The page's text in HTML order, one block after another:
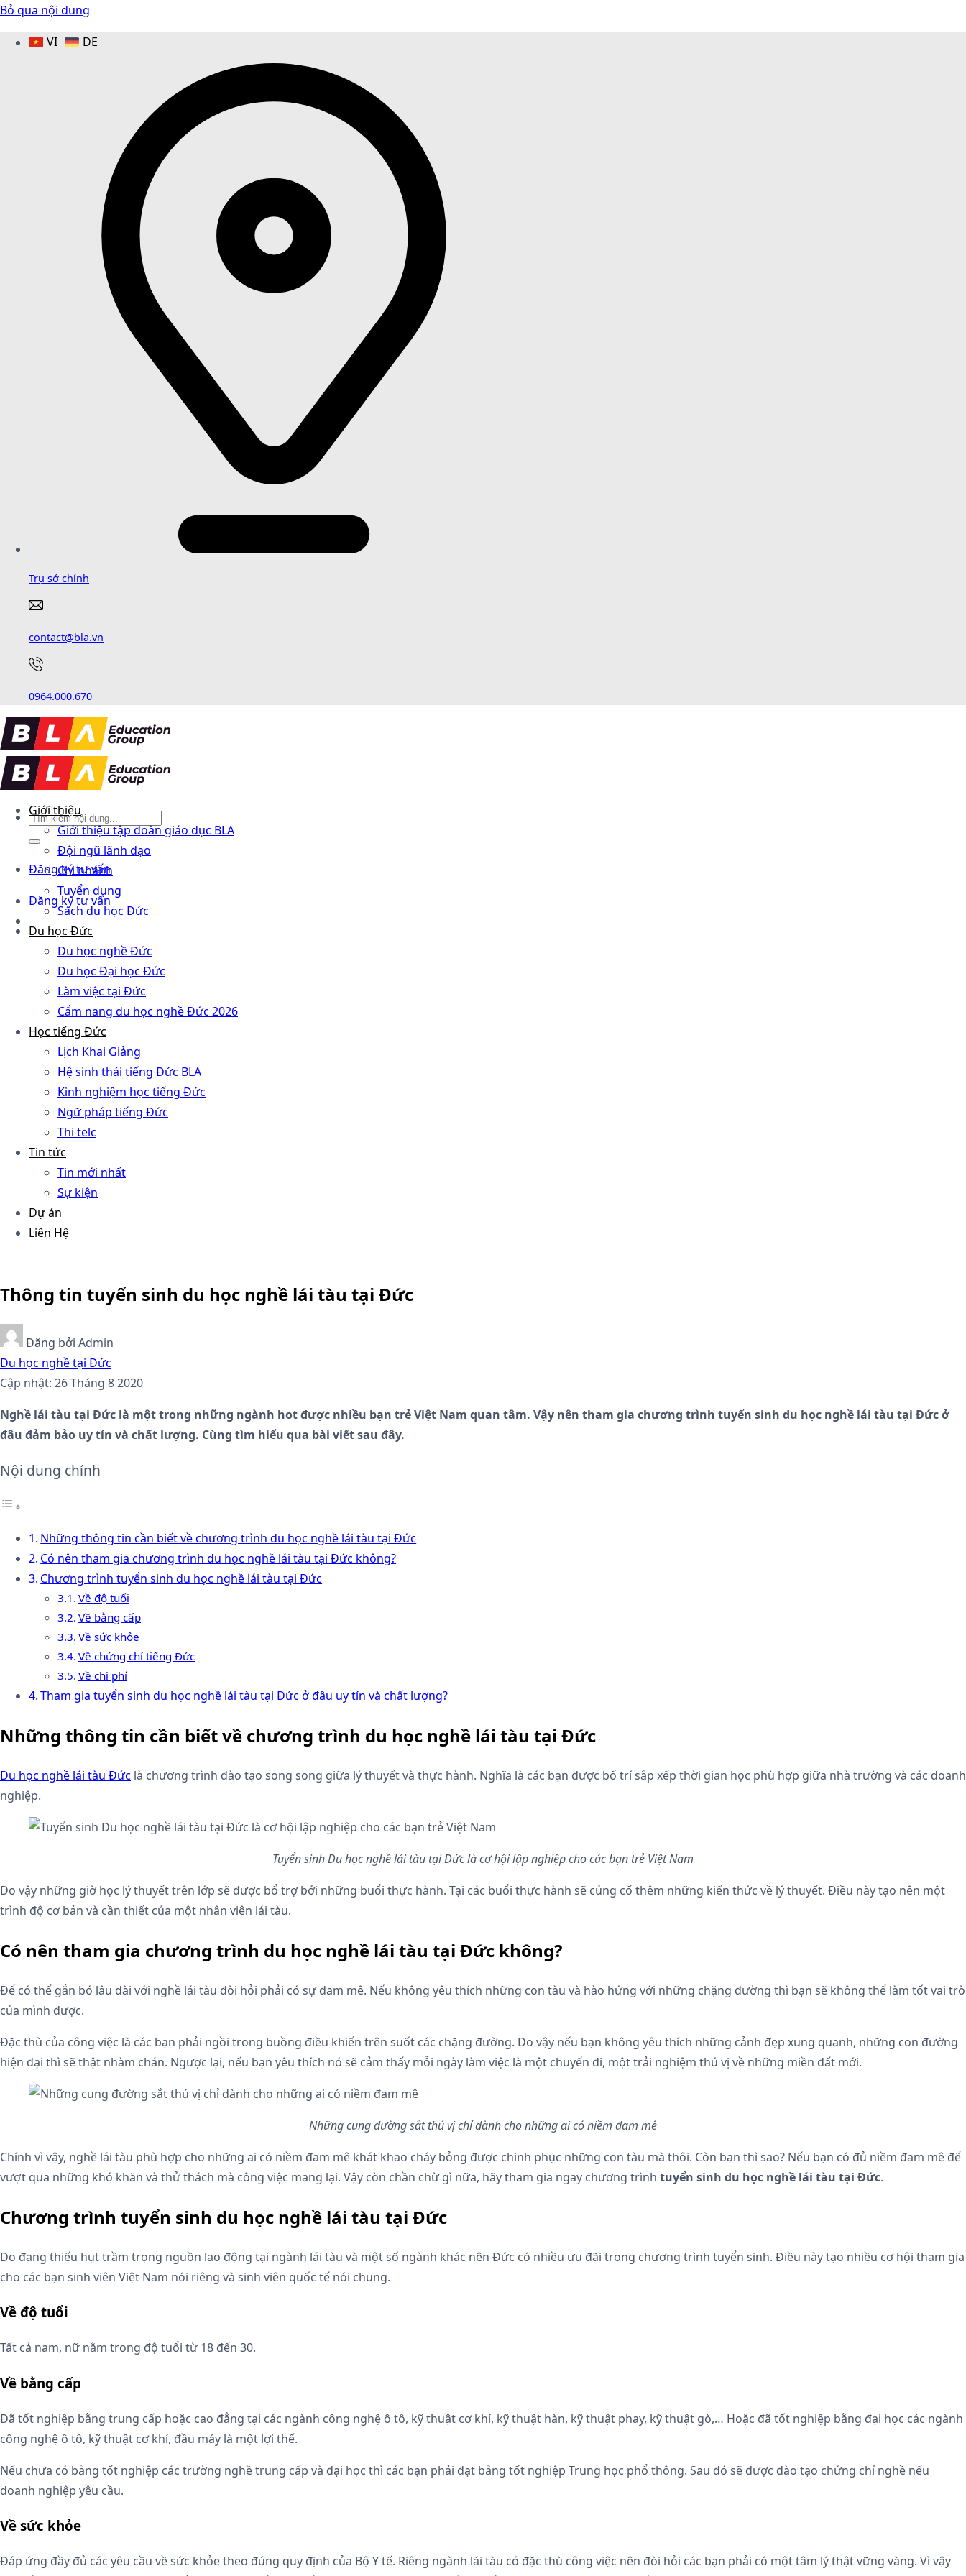
Bỏ qua nội dung
VI
DE
Trụ sở chính
contact@bla.vn
0964.000.670
Đăng ký tư vấn
Đăng ký tư vấn
Giới thiệu
Giới thiệu tập đoàn giáo dục BLA
Đội ngũ lãnh đạo
Chi nhánh
Tuyển dụng
Sách du học Đức
Du học Đức
Du học nghề Đức
Du học Đại học Đức
Làm việc tại Đức
Cẩm nang du học nghề Đức 2026
Học tiếng Đức
Lịch Khai Giảng
Hệ sinh thái tiếng Đức BLA
Kinh nghiệm học tiếng Đức
Ngữ pháp tiếng Đức
Thi telc
Tin tức
Tin mới nhất
Sự kiện
Dự án
Liên Hệ
Thông tin tuyển sinh du học nghề lái tàu tại Đức
Đăng bởi Admin
Du học nghề tại Đức
Cập nhật: 26 Tháng 8 2020
Nghề lái tàu tại Đức là một trong những ngành hot được nhiều bạn trẻ Việt Nam quan tâm. Vậy nên tham gia chương trình tuyển sinh du học nghề lái tàu tại Đức ở
đâu đảm bảo uy tín và chất lượng. Cùng tìm hiểu qua bài viết sau đây.
Nội dung chính
Những thông tin cần biết về chương trình du học nghề lái tàu tại Đức
Có nên tham gia chương trình du học nghề lái tàu tại Đức không?
Chương trình tuyển sinh du học nghề lái tàu tại Đức
Về độ tuổi
Về bằng cấp
Về sức khỏe
Về chứng chỉ tiếng Đức
Về chi phí
Tham gia tuyển sinh du học nghề lái tàu tại Đức ở đâu uy tín và chất lượng?
Những thông tin cần biết về chương trình du học nghề lái tàu tại Đức
Du học nghề lái tàu Đức là chương trình đào tạo song song giữa lý thuyết và thực hành. Nghĩa là các bạn được bố trí sắp xếp thời gian học phù hợp giữa nhà trường và các doanh
nghiệp.
Tuyển sinh Du học nghề lái tàu tại Đức là cơ hội lập nghiệp cho các bạn trẻ Việt Nam
Do vậy những giờ học lý thuyết trên lớp sẽ được bổ trợ bởi những buổi thực hành. Tại các buổi thực hành sẽ củng cố thêm những kiến thức về lý thuyết. Điều này tạo nên một
trình độ cơ bản và cần thiết của một nhân viên lái tàu.
Có nên tham gia chương trình du học nghề lái tàu tại Đức không?
Để có thể gắn bó lâu dài với nghề lái tàu đòi hỏi phải có sự đam mê. Nếu không yêu thích những con tàu và hào hứng với những chặng đường thì bạn sẽ không thể làm tốt vai trò
của mình được.
Đặc thù của công việc là các bạn phải ngồi trong buồng điều khiển trên suốt các chặng đường. Do vậy nếu bạn không yêu thích những cảnh đẹp xung quanh, những con đường
hiện đại thì sẽ thật nhàm chán. Ngược lại, nếu bạn yêu thích nó sẽ cảm thấy mỗi ngày làm việc là một chuyến đi, một trải nghiệm thú vị về những miền đất mới.
Những cung đường sắt thú vị chỉ dành cho những ai có niềm đam mê
Chính vì vậy, nghề lái tàu phù hợp cho những ai có niềm đam mê khát khao cháy bỏng được chinh phục những con tàu mà thôi. Còn bạn thì sao? Nếu bạn có đủ niềm đam mê để
vượt qua những khó khăn và thử thách mà công việc mang lại. Vậy còn chần chừ gì nữa, hãy tham gia ngay chương trình tuyển sinh du học nghề lái tàu tại Đức.
Chương trình tuyển sinh du học nghề lái tàu tại Đức
Do đang thiếu hụt trầm trọng nguồn lao động tại ngành lái tàu và một số ngành khác nên Đức có nhiều ưu đãi trong chương trình tuyển sinh. Điều này tạo nhiều cơ hội tham gia
cho các bạn sinh viên Việt Nam nói riêng và sinh viên quốc tế nói chung.
Về độ tuổi
Tất cả nam, nữ nằm trong độ tuổi từ 18 đến 30.
Về bằng cấp
Đã tốt nghiệp bằng trung cấp hoặc cao đẳng tại các ngành công nghệ ô tô, kỹ thuật cơ khí, kỹ thuật hàn, kỹ thuật phay, kỹ thuật gò,… Hoặc đã tốt nghiệp bằng đại học các ngành
công nghệ ô tô, kỹ thuật cơ khí, đầu máy là một lợi thế.
Nếu chưa có bằng tốt nghiệp các trường nghề trung cấp và đại học thì các bạn phải đạt bằng tốt nghiệp Trung học phổ thông. Sau đó sẽ được đào tạo chứng chỉ nghề nếu
doanh nghiệp yêu cầu.
Về sức khỏe
Đáp ứng đầy đủ các yêu cầu về sức khỏe theo đúng quy định của Bộ Y tế. Riêng ngành lái tàu có đặc thù công việc nên đòi hỏi các bạn phải có một tâm lý thật vững vàng. Vì vậy